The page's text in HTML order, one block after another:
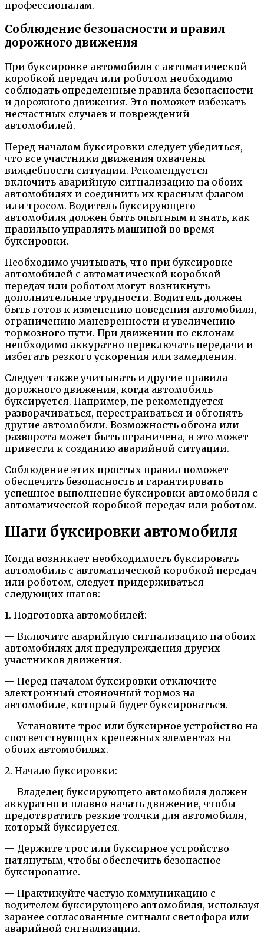
профессионалам.
Соблюдение безопасности и правил
дорожного движения
При буксировке автомобиля с автоматической
коробкой передач или роботом необходимо
соблюдать определенные правила безопасности
и дорожного движения. Это поможет избежать
несчастных случаев и повреждений
автомобилей.
Перед началом буксировки следует убедиться,
что все участники движения охвачены
виждебности ситуации. Рекомендуется
включить аварийную сигнализацию на обоих
автомобилях и соединить их красным флагом
или тросом. Водитель буксирующего
автомобиля должен быть опытным и знать, как
правильно управлять машиной во время
буксировки.
Необходимо учитывать, что при буксировке
автомобилей с автоматической коробкой
передач или роботом могут возникнуть
дополнительные трудности. Водитель должен
быть готов к изменению поведения автомобиля,
ограничению маневренности и увеличению
тормозного пути. При движении по склонам
необходимо аккуратно переключать передачи и
избегать резкого ускорения или замедления.
Следует также учитывать и другие правила
дорожного движения, когда автомобиль
буксируется. Например, не рекомендуется
разворачиваться, перестраиваться и обгонять
другие автомобили. Возможность обгона или
разворота может быть ограничена, и это может
привести к созданию аварийной ситуации.
Соблюдение этих простых правил поможет
обеспечить безопасность и гарантировать
успешное выполнение буксировки автомобиля с
автоматической коробкой передач или роботом.
Шаги буксировки автомобиля
Когда возникает необходимость буксировать
автомобиль с автоматической коробкой передач
или роботом, следует придерживаться
следующих шагов:
1. Подготовка автомобилей:
— Включите аварийную сигнализацию на обоих
автомобилях для предупреждения других
участников движения.
— Перед началом буксировки отключите
электронный стояночный тормоз на
автомобиле, который будет буксироваться.
— Установите трос или буксирное устройство на
соответствующих крепежных элементах на
обоих автомобилях.
2. Начало буксировки:
— Владелец буксирующего автомобиля должен
аккуратно и плавно начать движение, чтобы
предотвратить резкие толчки для автомобиля,
который буксируется.
— Держите трос или буксирное устройство
натянутым, чтобы обеспечить безопасное
буксирование.
— Практикуйте частую коммуникацию с
водителем буксирующего автомобиля, используя
заранее согласованные сигналы светофора или
аварийной сигнализации.